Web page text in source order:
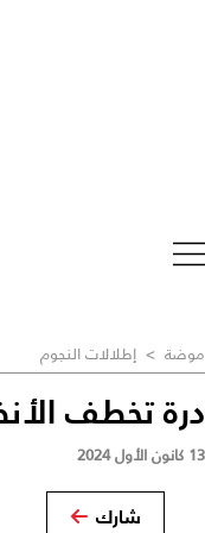
موضة > إطلالات النجوم
درة تخطف
13 كانون الأول 2024
شارك